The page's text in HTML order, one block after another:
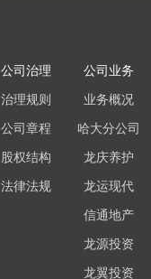
公司治理
治理规则
公司章程
股权结构
法律法规
公司业务
业务概况
哈大分公司
龙庆养护
龙运现代
信通地产
龙源投资
龙翼投资